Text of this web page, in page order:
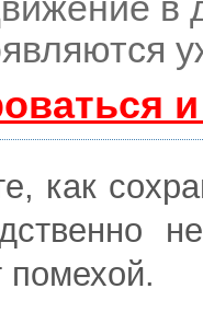
в
как
помехой.